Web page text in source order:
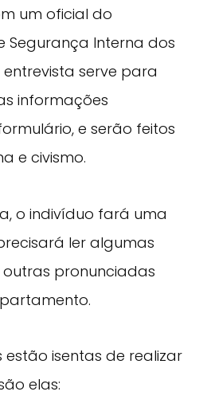
um oficial do
Segurança Interna dos
entrevista serve para
informações
e serão feitos
e civismo.
o indivíduo fará uma
ler algumas
outras pronunciadas
estão isentas de realizar
elas: